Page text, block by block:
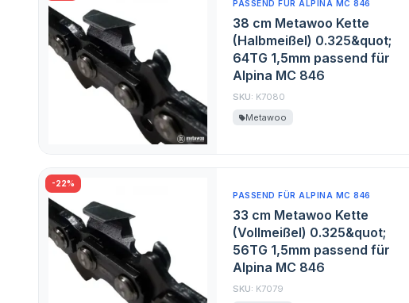
PASSEND FÜR ALPINA MC 846
38 cm Metawoo Kette
(Halbmeißel) 0.325&quot;
64TG 1,5mm passend für
Alpina MC 846
SKU: K7080
Metawoo
-22%
PASSEND FÜR ALPINA MC 846
33 cm Metawoo Kette
(Vollmeißel) 0.325&quot;
56TG 1,5mm passend für
Alpina MC 846
SKU: K7079